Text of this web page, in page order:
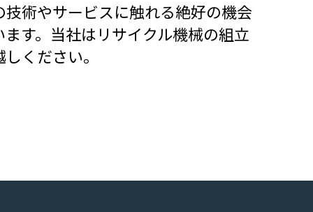
術やサービスに触れる絶好の機会
す。当社はリサイクル機械の組立
ください。